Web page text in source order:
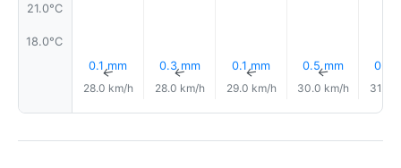
21.0°C
18.0°C
0.1 mm
↑
28.0 km/h
0.3 mm
↑
28.0 km/h
0.1 mm
↑
29.0 km/h
0.5 mm
↑
30.0 km/h
0.2
31.0